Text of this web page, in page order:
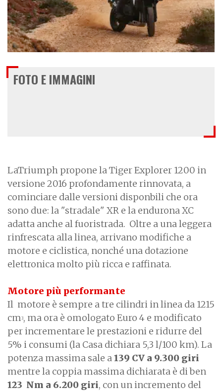
€ 15.300
FOTO E IMMAGINI
LaTriumph propone la Tiger Explorer 1200 in
versione 2016 profondamente rinnovata, a
cominciare dalle versioni disponbili che ora
sono due: la "stradale" XR e la endurona XC
adatta anche al fuoristrada. Oltre a una leggera
rinfrescata alla linea, arrivano modifiche a
motore e ciclistica, nonché una dotazione
elettronica molto più ricca e raffinata.
Motore più performante
Il motore è sempre a tre cilindri in linea da 1215
cm3, ma ora è omologato Euro 4 e modificato
per incrementare le prestazioni e ridurre del
5% i consumi (la Casa dichiara 5,3 l/100 km). La
potenza massima sale a139 CV a 9.300 giri
mentre la coppia massima dichiarata è di ben
123 Nm a 6.200 giri, con un incremento del